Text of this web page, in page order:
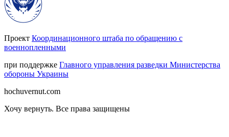
Проект Координационного штаба по обращению с
военнопленными
при поддержке Главного управления разведки Министерства
обороны Украины
hochuvernut.com
Хочу вернуть. Все права защищены